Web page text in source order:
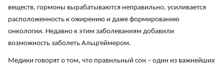
веществ, гормоны вырабатываются неправильно, усиливается
расположенность к ожирению и даже формированию
онкологии. Недавно к этим заболеваниям добавили
возможность заболеть Альцгеймером.
Медики говорят о том, что правильный сон – один из важнейших